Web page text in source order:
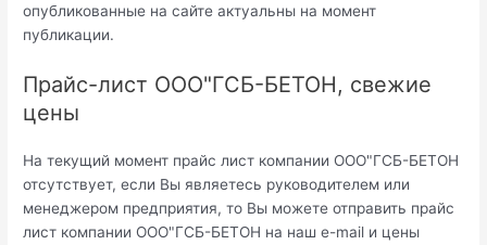
опубликованные на сайте актуальны на момент
публикации.
Прайс-лист ООО"ГСБ-БЕТОН, свежие
цены
На текущий момент прайс лист компании ООО"ГСБ-БЕТОН
отсутствует, если Вы являетесь руководителем или
менеджером предприятия, то Вы можете отправить прайс
лист компании ООО"ГСБ-БЕТОН на наш e-mail и цены